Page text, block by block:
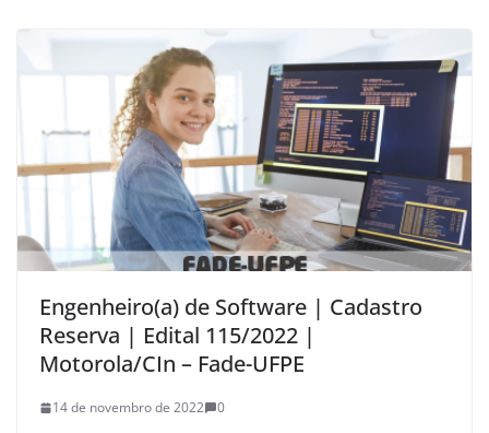
Engenheiro(a) de Software | Cadastro
Reserva | Edital 115/2022 |
Motorola/CIn – Fade-UFPE
14 de novembro de 2022 0